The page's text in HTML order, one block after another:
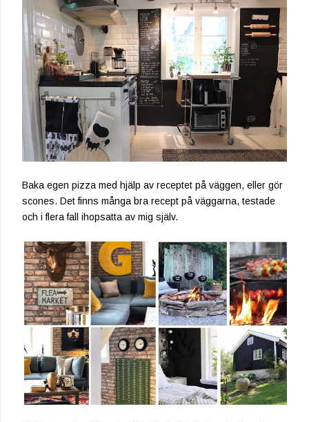
Baka egen pizza med hjälp av receptet på väggen, eller gör
scones. Det finns många bra recept på väggarna, testade
och i flera fall ihopsatta av mig själv.